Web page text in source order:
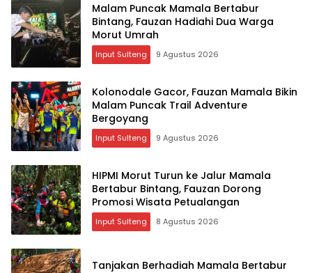
Malam Puncak Mamala Bertabur
Bintang, Fauzan Hadiahi Dua Warga
Morut Umrah
Input Sulteng 9 Agustus 2026
Kolonodale Gacor, Fauzan Mamala Bikin
Malam Puncak Trail Adventure
Bergoyang
Input Sulteng 9 Agustus 2026
HIPMI Morut Turun ke Jalur Mamala
Bertabur Bintang, Fauzan Dorong
Promosi Wisata Petualangan
Input Sulteng 8 Agustus 2026
Tanjakan Berhadiah Mamala Bertabur